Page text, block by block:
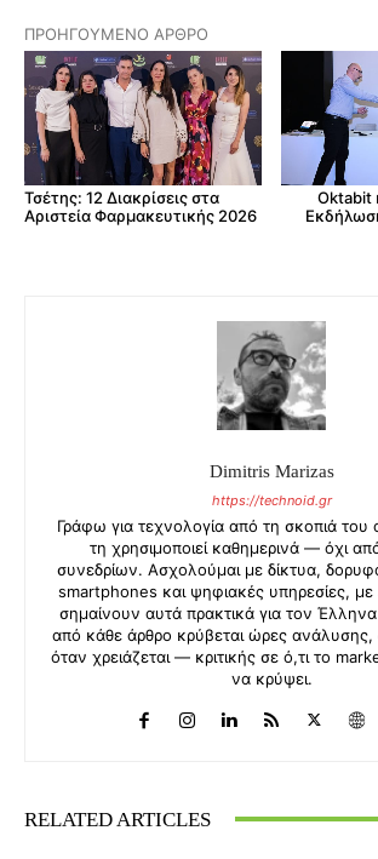
ΠΡΟΗΓΟΎΜΕΝΟ ΆΡΘΡΟ
Τσέτης: 12 Διακρίσεις στα
Αριστεία Φαρμακευτικής 2026
Oktabit
Dimitris Marizas
https://technoid.gr
Γράφω για τεχνολογία από τη σκοπιά
τη χρησιμοποιεί καθημερινά — όχι
συνεδρίων. Ασχολούμαι με δίκτυα,
smartphones και ψηφιακές υπηρεσίες, με
σημαίνουν αυτά πρακτικά για τον
από κάθε άρθρο κρύβεται ώρες
όταν χρειάζεται — κριτικής σε ό,τι το
να κρύψει.
RELATED ARTICLES